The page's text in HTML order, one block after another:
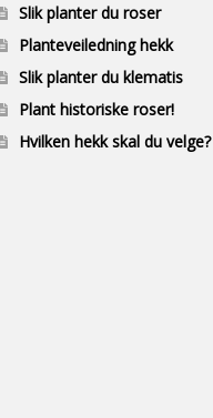
Slik planter du roser
Planteveiledning hekk
Slik planter du klematis
Plant historiske roser!
Hvilken hekk skal du velge?